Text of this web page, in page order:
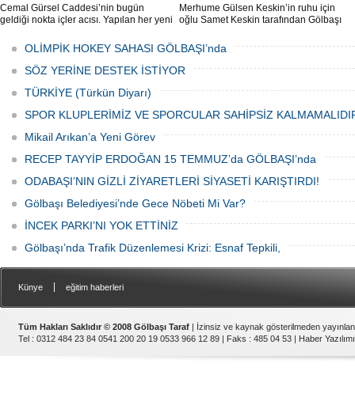
Cemal Gürsel Caddesi’nin bugün
geldiği nokta içler acısı. Yapılan her yeni
adeta başka bir noktaya taşıyor
Merhume Gülsen Keskin’in ruhu için
oğlu Samet Keskin tarafından Gölbaşı
önünde lokma ikramı gerçekleştirildi.
Düzenlenen hayra çok sayıda siyasi
temsilci, sivil toplum kuruluşu üyeleri ve
OLİMPİK HOKEY SAHASI GÖLBAŞI’nda
SÖZ YERİNE DESTEK İSTİYOR
TÜRKİYE (Türkün Diyarı)
SPOR KLUPLERİMİZ VE SPORCULAR SAHİPSİZ
Mikail Arıkan’a Yeni Görev
RECEP TAYYİP ERDOĞAN 15 TEMMUZ’da GÖLBAŞI’nda
ODABAŞI’NIN GİZLİ ZİYARETLERİ SİYASETİ KARIŞTIRDI!
Gölbaşı Belediyesi’nde Gece Nöbeti Mi Var?
İNCEK PARKI’NI YOK ETTİNİZ
Gölbaşı’nda Trafik Düzenlemesi Krizi: Esnaf Tepkili,
Künye eğitim haberleri
Tüm Hakları Saklıdır © 2008 Gölbaşı Taraf | İzinsiz ve kaynak gösterilmeden
Tel : 0312 484 23 84 0541 200 20 19 0533 966 12 89 | Faks : 485 04 53 | Haber Yazılımı